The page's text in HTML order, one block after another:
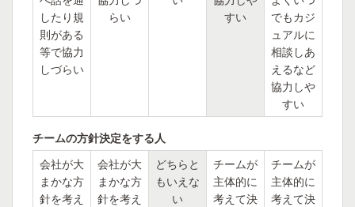
したり規
則がある
等で協力
しづらい
らい
すい
でもカジ
ュアルに
相談しあ
えるなど
協力しや
すい
チームの方針決定をする人
会社が大
まかな方
針を考え
会社が大
まかな方
針を考え
どちらと
もいえな
い
チームが
主体的に
考えて決
チームが
主体的に
考えて決